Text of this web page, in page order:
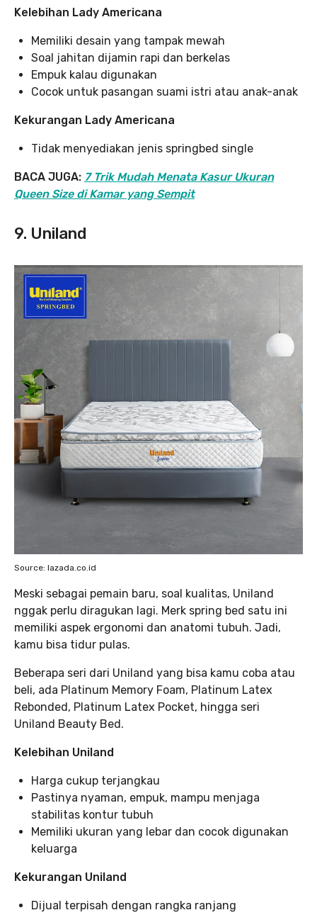
Kelebihan Lady Americana
Memiliki desain yang tampak mewah
Soal jahitan dijamin rapi dan berkelas
Empuk kalau digunakan
Cocok untuk pasangan suami istri atau anak-anak
Kekurangan Lady Americana
Tidak menyediakan jenis springbed single
BACA JUGA: 7 Trik Mudah Menata Kasur Ukuran
Queen Size di Kamar yang Sempit
9. Uniland
Source: lazada.co.id
Meski sebagai pemain baru, soal kualitas, Uniland
nggak perlu diragukan lagi. Merk spring bed satu ini
memiliki aspek ergonomi dan anatomi tubuh. Jadi,
kamu bisa tidur pulas.
Beberapa seri dari Uniland yang bisa kamu coba atau
beli, ada Platinum Memory Foam, Platinum Latex
Rebonded, Platinum Latex Pocket, hingga seri
Uniland Beauty Bed.
Kelebihan Uniland
Harga cukup terjangkau
Pastinya nyaman, empuk, mampu menjaga
stabilitas kontur tubuh
Memiliki ukuran yang lebar dan cocok digunakan
keluarga
Kekurangan Uniland
Dijual terpisah dengan rangka ranjang